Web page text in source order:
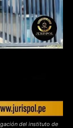
del instituto de